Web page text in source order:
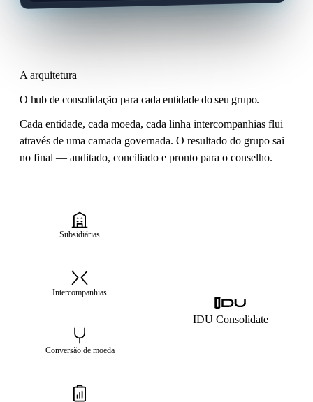
A arquitetura
O hub de consolidação para cada entidade do seu grupo.
Cada entidade, cada moeda, cada linha intercompanhias flui
através de uma camada governada. O resultado do grupo sai
no final — auditado, conciliado e pronto para o conselho.
Subsidiárias
Intercompanhias
Conversão de moeda
IDU Consolidate